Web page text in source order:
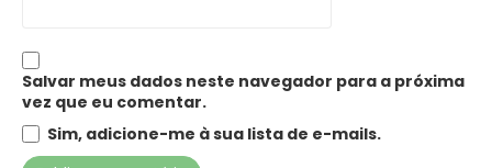
Salvar meus dados neste navegador para a próxima
vez que eu comentar.
Sim, adicione-me à sua lista de e-mails.